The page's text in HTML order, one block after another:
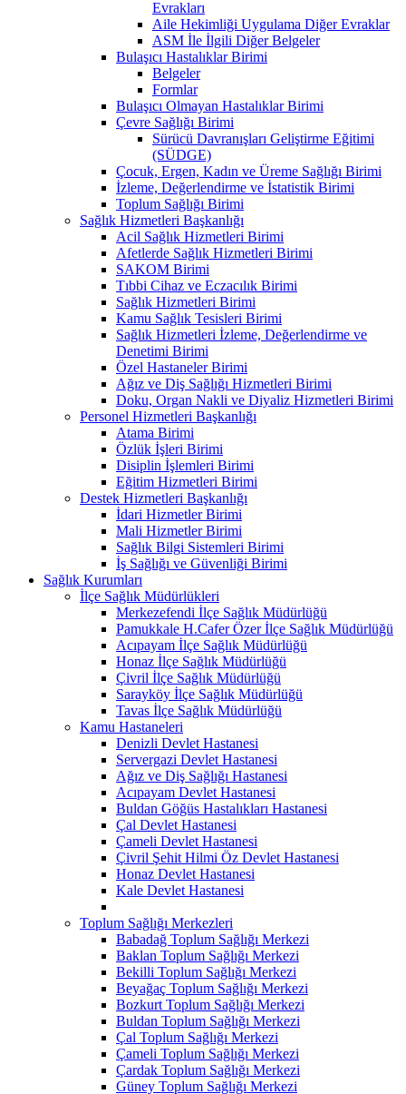
Evrakları
Aile Hekimliği Uygulama Diğer Evraklar
ASM İle İlgili Diğer Belgeler
Bulaşıcı Hastalıklar Birimi
Belgeler
Formlar
Bulaşıcı Olmayan Hastalıklar Birimi
Çevre Sağlığı Birimi
Sürücü Davranışları Geliştirme Eğitimi
(SÜDGE)
Çocuk, Ergen, Kadın ve Üreme Sağlığı Birimi
İzleme, Değerlendirme ve İstatistik Birimi
Toplum Sağlığı Birimi
Sağlık Hizmetleri Başkanlığı
Acil Sağlık Hizmetleri Birimi
Afetlerde Sağlık Hizmetleri Birimi
SAKOM Birimi
Tıbbi Cihaz ve Eczacılık Birimi
Sağlık Hizmetleri Birimi
Kamu Sağlık Tesisleri Birimi
Sağlık Hizmetleri İzleme, Değerlendirme ve
Denetimi Birimi
Özel Hastaneler Birimi
Ağız ve Diş Sağlığı Hizmetleri Birimi
Doku, Organ Nakli ve Diyaliz Hizmetleri Birimi
Personel Hizmetleri Başkanlığı
Atama Birimi
Özlük İşleri Birimi
Disiplin İşlemleri Birimi
Eğitim Hizmetleri Birimi
Destek Hizmetleri Başkanlığı
İdari Hizmetler Birimi
Mali Hizmetler Birimi
Sağlık Bilgi Sistemleri Birimi
İş Sağlığı ve Güvenliği Birimi
Sağlık Kurumları
İlçe Sağlık Müdürlükleri
Merkezefendi İlçe Sağlık Müdürlüğü
Pamukkale H.Cafer Özer İlçe Sağlık Müdürlüğü
Acıpayam İlçe Sağlık Müdürlüğü
Honaz İlçe Sağlık Müdürlüğü
Çivril İlçe Sağlık Müdürlüğü
Sarayköy İlçe Sağlık Müdürlüğü
Tavas İlçe Sağlık Müdürlüğü
Kamu Hastaneleri
Denizli Devlet Hastanesi
Servergazi Devlet Hastanesi
Ağız ve Diş Sağlığı Hastanesi
Acıpayam Devlet Hastanesi
Buldan Göğüs Hastalıkları Hastanesi
Çal Devlet Hastanesi
Çameli Devlet Hastanesi
Çivril Şehit Hilmi Öz Devlet Hastanesi
Honaz Devlet Hastanesi
Kale Devlet Hastanesi
Toplum Sağlığı Merkezleri
Babadağ Toplum Sağlığı Merkezi
Baklan Toplum Sağlığı Merkezi
Bekilli Toplum Sağlığı Merkezi
Beyağaç Toplum Sağlığı Merkezi
Bozkurt Toplum Sağlığı Merkezi
Buldan Toplum Sağlığı Merkezi
Çal Toplum Sağlığı Merkezi
Çameli Toplum Sağlığı Merkezi
Çardak Toplum Sağlığı Merkezi
Güney Toplum Sağlığı Merkezi